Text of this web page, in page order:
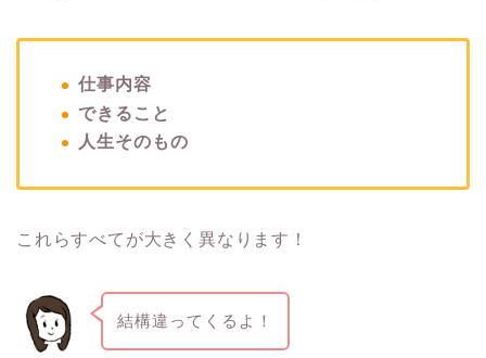
仕事内容
できること
人生そのもの
これらすべてが大きく異なります！
結構違ってくるよ！